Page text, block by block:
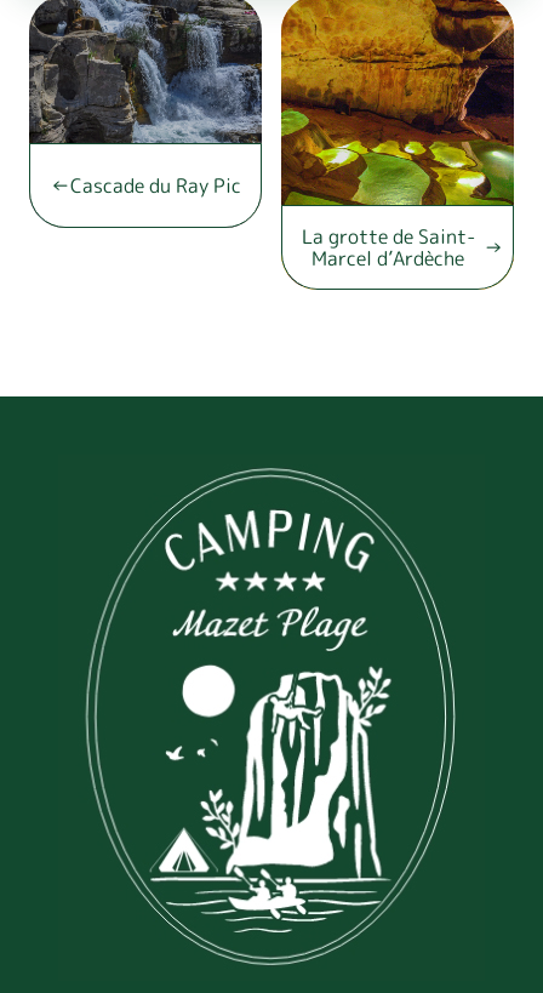
Cascade du Ray Pic
La grotte de Saint-
Marcel d’Ardèche